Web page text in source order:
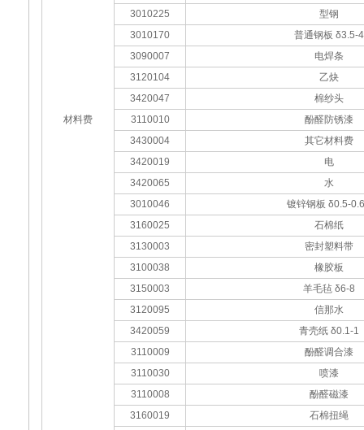
材料费
3010225
型钢
3010170
普通钢板 δ3.5-4
3090007
电焊条
3120104
乙炔
3420047
棉纱头
3110010
酚醛防锈漆
3430004
其它材料费
3420019
电
3420065
水
3010046
镀锌钢板 δ0.5-
3160025
石棉纸
3130003
密封塑料带
3100038
橡胶板
3150003
羊毛毡 δ6-8
3120095
信那水
3420059
青壳纸 δ0.1-1
3110009
酚醛调合漆
3110030
喷漆
3110008
酚醛磁漆
3160019
石棉扭绳